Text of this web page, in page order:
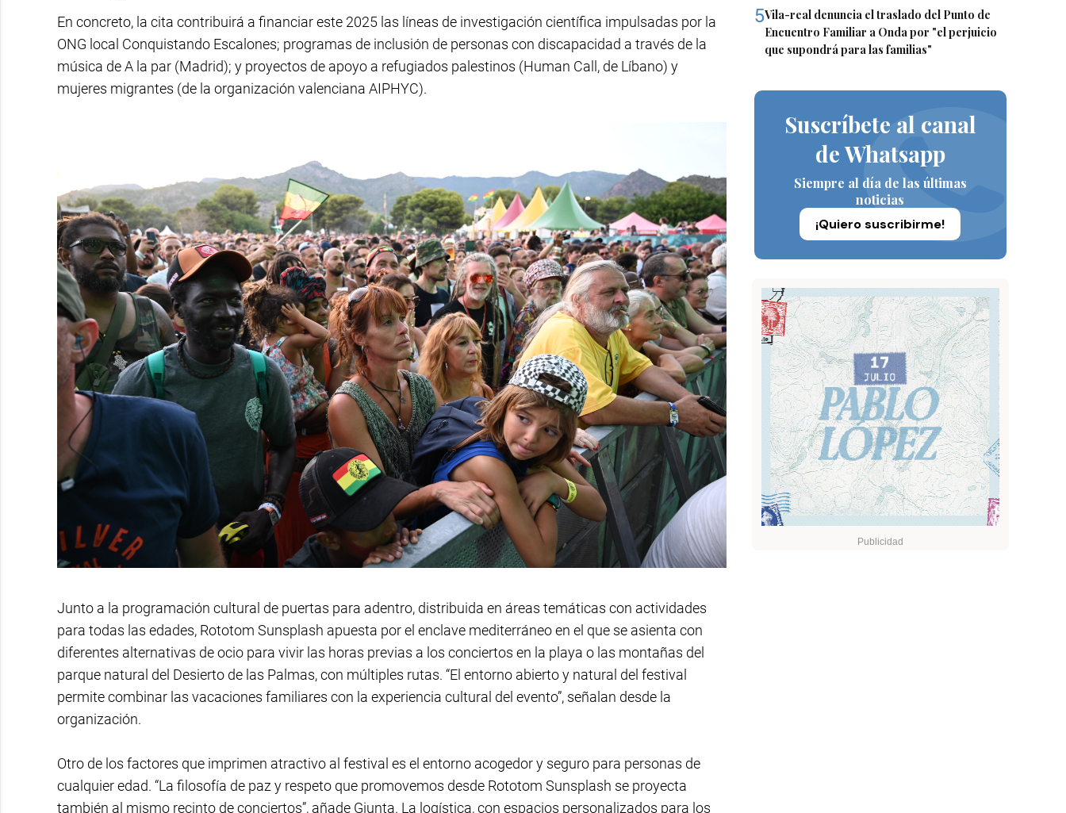
5Vila-real denuncia el traslado del Punto de
Encuentro Familiar a Onda por "el perjuicio
que supondrá para las familias"
Suscríbete al canal
de Whatsapp
Siempre al día de las últimas
noticias
¡Quiero suscribirme!
En concreto, la cita contribuirá a financiar este 2025 las líneas de investigación científica impulsadas por la
ONG local Conquistando Escalones; programas de inclusión de personas con discapacidad a través de la
música de A la par (Madrid); y proyectos de apoyo a refugiados palestinos (Human Call, de Líbano) y
mujeres migrantes (de la organización valenciana AIPHYC).
Junto a la programación cultural de puertas para adentro, distribuida en áreas temáticas con actividades
para todas las edades, Rototom Sunsplash apuesta por el enclave mediterráneo en el que se asienta con
diferentes alternativas de ocio para vivir las horas previas a los conciertos en la playa o las montañas del
parque natural del Desierto de las Palmas, con múltiples rutas. “El entorno abierto y natural del festival
permite combinar las vacaciones familiares con la experiencia cultural del evento”, señalan desde la
organización.
Otro de los factores que imprimen atractivo al festival es el entorno acogedor y seguro para personas de
cualquier edad. “La filosofía de paz y respeto que promovemos desde Rototom Sunsplash se proyecta
también al mismo recinto de conciertos”, añade Giunta. La logística, con espacios personalizados para los